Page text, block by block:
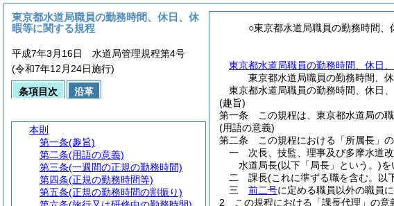
○東京都水道局職員の勤務時間
東京都水道局職員の勤務時間、休日
東京都水道局職員の勤務時間、
東京都水道局職員の勤務時間、休日
(趣旨)
第一条
この規程は、東京都水道局の
(用語の意義)
第二条
この規程における「所属長」
一
次長、技監、理事及び多摩水道
水道局長(以下「局長」という。)を
二
課長(これに準ずる職を含む。以
三
前二号に定める職員以外の職員
2
この規程における「課長代理」の
東京都水道局職員の勤務時間、休日、休
暇等に関する規程
平成7年3月16日 水道局管理規程第4号
(令和7年12月24日施行)
条項目次 沿革
本則
第一条(趣旨)
第二条(用語の意義)
第三条(一週間の正規の勤務時間)
第四条(正規の勤務時間等)
第五条(正規の勤務時間の割振り)